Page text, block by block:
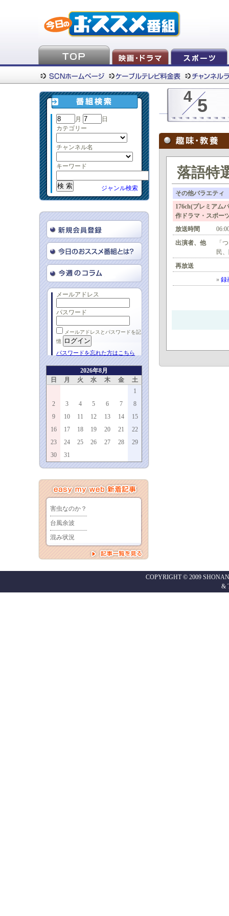
月
日
カテゴリー
チャンネル名
キーワード
ジャンル検索
メールアドレス
パスワード
メールアドレスとパスワードを記
憶
パスワードを忘れた方はこちら
2026年8月
日
月 火 水 木 金
土
1
2
3 4 5 6 7
8
9
10 11 12 13 14
15
16
17 18 19 20 21
22
23
24 25 26 27 28
29
30
31
4 5
落語特
その他バラエティ
176ch(プレミア
作ドラマ・スポー
放送時間
出演者、他
「
民
再放送
» 録
COPYRIGHT © 2009
&